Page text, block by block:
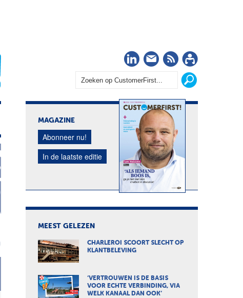
LinkedIn
Nieuwsbrief
RSS
MAGAZINE
Abonneer nu!
In de laatste editie
MEEST GELEZEN
CHARLEROI SCOORT SLECHT OP
KLANTBELEVING
‘VERTROUWEN IS DE BASIS
VOOR ECHTE VERBINDING, VIA
WELK KANAAL DAN OOK’